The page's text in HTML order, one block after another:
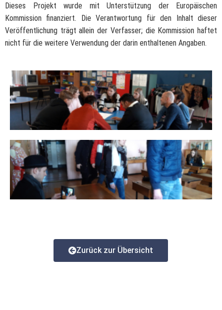
Dieses Projekt wurde mit Unterstützung der Europäischen
Kommission finanziert. Die Verantwortung für den Inhalt dieser
Veröffentlichung trägt allein der Verfasser; die Kommission haftet
nicht für die weitere Verwendung der darin enthaltenen Angaben.
Zurück zur Übersicht